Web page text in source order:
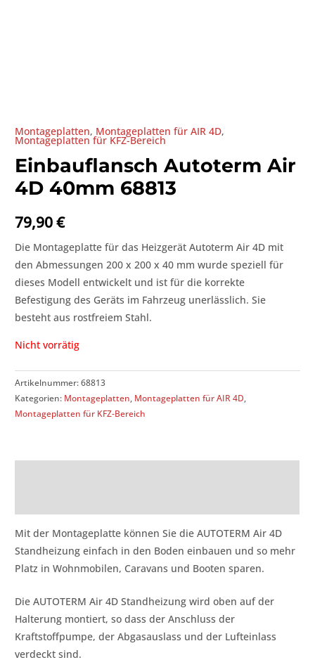
Montageplatten, Montageplatten für AIR 4D,
Montageplatten für KFZ-Bereich
Einbauflansch Autoterm Air
4D 40mm 68813
79,90€
Die Montageplatte für das Heizgerät Autoterm Air 4D mit
den Abmessungen 200 x 200 x 40 mm wurde speziell für
dieses Modell entwickelt und ist für die korrekte
Befestigung des Geräts im Fahrzeug unerlässlich. Sie
besteht aus rostfreiem Stahl.
Nicht vorrätig
Artikelnummer:68813
Kategorien: Montageplatten, Montageplatten für AIR 4D,
Montageplatten für KFZ-Bereich
Mit der Montageplatte können Sie die AUTOTERM Air 4D
Standheizung einfach in den Boden einbauen und so mehr
Platz in Wohnmobilen, Caravans und Booten sparen.
Die AUTOTERM Air 4D Standheizung wird oben auf der
Halterung montiert, so dass der Anschluss der
Kraftstoffpumpe, der Abgasauslass und der Lufteinlass
verdeckt sind.